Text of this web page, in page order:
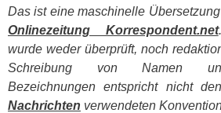
Das ist eine maschinelle
Onlinezeitung Korrespondent.net
wurde weder überprüft, noch
Schreibung von Namen
Bezeichnungen entspricht nicht
Nachrichten verwendeten